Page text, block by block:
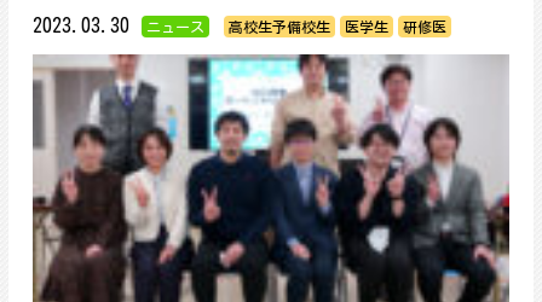
2023.03.30 ニュース 高校生予備校生 医学生 研修医